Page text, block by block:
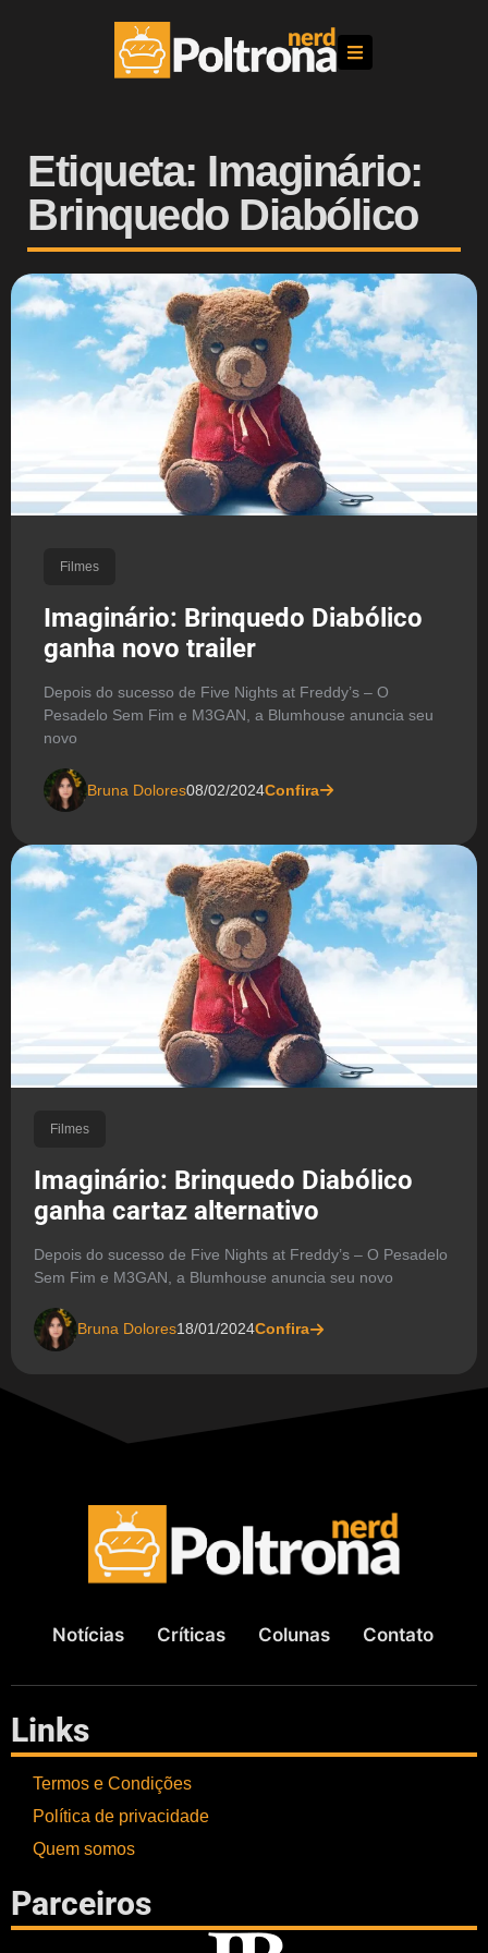
Etiqueta: Imaginário:
Brinquedo Diabólico
Filmes
Imaginário: Brinquedo Diabólico
ganha novo trailer
Depois do sucesso de Five Nights at Freddy’s – O
Pesadelo Sem Fim e M3GAN, a Blumhouse anuncia seu
novo
Bruna Dolores08/02/2024Confira
Filmes
Imaginário: Brinquedo Diabólico
ganha cartaz alternativo
Depois do sucesso de Five Nights at Freddy’s – O Pesadelo
Sem Fim e M3GAN, a Blumhouse anuncia seu novo
Bruna Dolores18/01/2024Confira
Notícias Críticas Colunas Contato
Links
Termos e Condições
Política de privacidade
Quem somos
Parceiros